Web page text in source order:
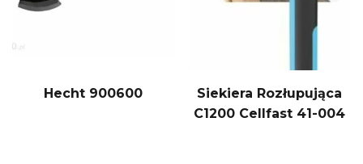
Hecht 900600
Siekiera Rozłupująca
C1200 Cellfast 41-004